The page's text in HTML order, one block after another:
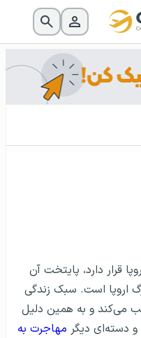
قرار دارد، پایتخت آن
اروپا است. سبک زندگی
می‌کند و به همین دلیل
و دسته‌ای دیگر مهاجرت به